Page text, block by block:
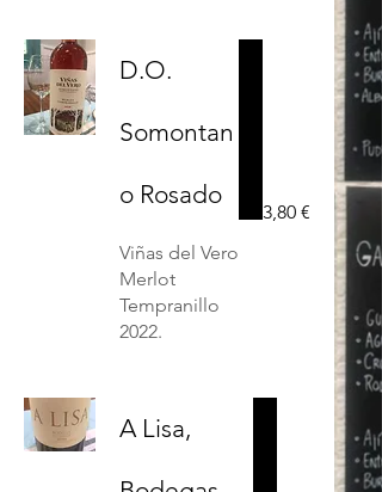
D.O.
Somontan
o Rosado
Viñas del Vero
Merlot
Tempranillo
3,80 €
A Lisa,